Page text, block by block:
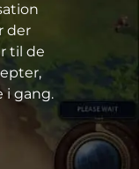
der
til de
i gang.